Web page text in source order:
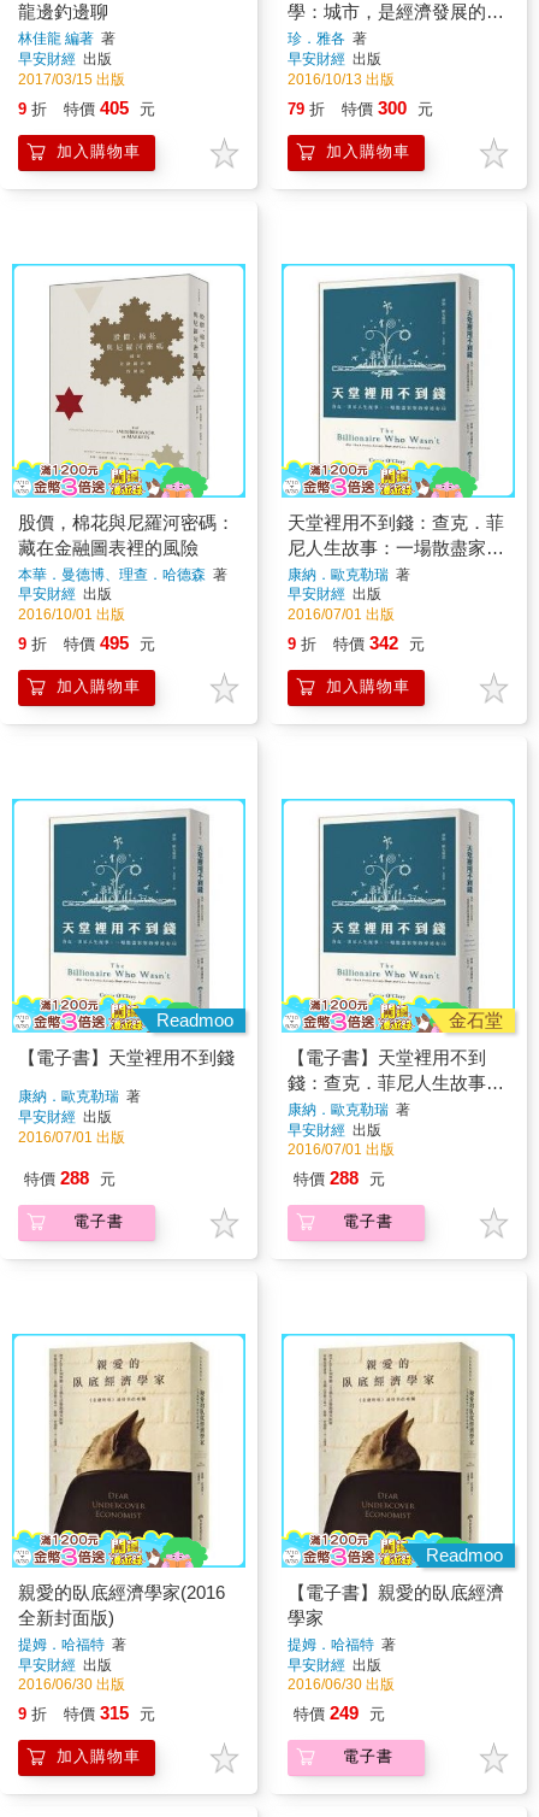
龍邊釣邊聊
林佳龍 編著 著
早安財經 出版
2017/03/15 出版
9 折 特價 405 元
加入購物車
學：城市，是經濟發展的溫
床
珍．雅各 著
早安財經 出版
2016/10/13 出版
79 折 特價 300 元
加入購物車
股價，棉花與尼羅河密碼：
藏在金融圖表裡的風險
本華．曼德博、理查．哈德森 著
早安財經 出版
2016/10/01 出版
9 折 特價 495 元
加入購物車
天堂裡用不到錢：查克．菲
尼人生故事：一場散盡家財
的神祕布局
康納．歐克勒瑞 著
早安財經 出版
2016/07/01 出版
9 折 特價 342 元
加入購物車
Readmoo
【電子書】天堂裡用不到錢
康納．歐克勒瑞 著
早安財經 出版
2016/07/01 出版
特價 288 元
電子書
金石堂
【電子書】天堂裡用不到
錢：查克．菲尼人生故事－
一場散盡家財的神祕布局
康納．歐克勒瑞 著
早安財經 出版
2016/07/01 出版
特價 288 元
電子書
親愛的臥底經濟學家(2016
全新封面版)
提姆．哈福特 著
早安財經 出版
2016/06/30 出版
9 折 特價 315 元
加入購物車
Readmoo
【電子書】親愛的臥底經濟
學家
提姆．哈福特 著
早安財經 出版
2016/06/30 出版
特價 249 元
電子書